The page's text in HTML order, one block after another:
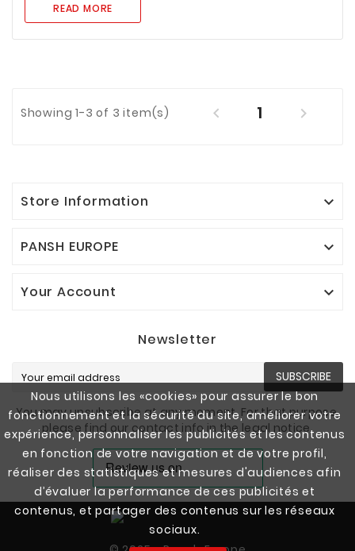
Nous utilisons les «cookies» pour assurer le bon
fonctionnement et la sécurité du site, améliorer votre
expérience, personnaliser les publicités et les contenus
en fonction de votre navigation et de votre profil,
réaliser des statistiques et mesures d'audiences afin
d’évaluer la performance de ces publicités et
contenus, et partager des contenus sur les réseaux
sociaux.
READ MORE
Showing 1-3 of 3 item(s)  1 
Store Information 
PANSH EUROPE 
Your Account 
Newsletter
SUBSCRIBE
You may unsubscribe at any moment. For that purpose,
please find our contact info in the legal notice.